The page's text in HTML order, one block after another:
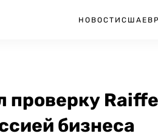
НОВОСТИ США
бизнеса